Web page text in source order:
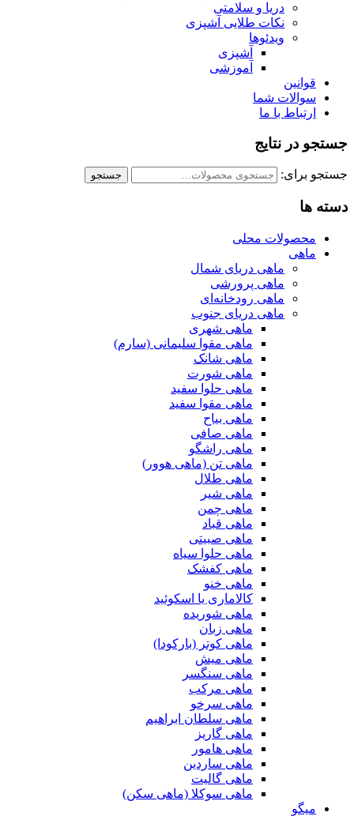
دریا و سلامتی
نکات طلایی آشپزی
ویدئوها
آشپزی
آموزشی
قوانین
سوالات شما
ارتباط با ما
جستجو در نتایج
جستجو برای: جستجو
دسته ها
محصولات محلی
ماهی
ماهی دریای شمال
ماهی پرورشی
ماهی رودخانه‌ای
ماهی دریای جنوب
ماهی شهری
ماهی مقوا سلیمانی (سارم)
ماهی شانک
ماهی شورت
ماهی حلوا سفید
ماهی مقوا سفید
ماهی بیاح
ماهی صافی
ماهی راشگو
ماهی تن (ماهی هوور)
ماهی طلال
ماهی شیر
ماهی چمن
ماهی قباد
ماهی صبیتی
ماهی حلوا سیاه
ماهی کفشک
ماهی خنو
کالاماری یا اسکوئید
ماهی شوریده
ماهی زبان
ماهی کوتر (بارکودا)
ماهی میش
ماهی سنگسر
ماهی مرکب
ماهی سرخو
ماهی سلطان ابراهیم
ماهی گاریز
ماهی هامور
ماهی ساردین
ماهی گالیت
ماهی سوکلا (ماهی سکن)
میگو